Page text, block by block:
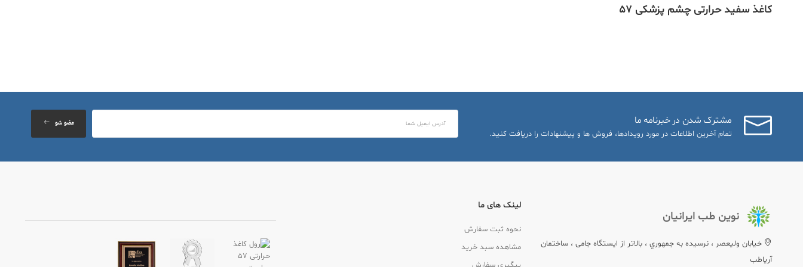
کاغذ سفید حرارتی چشم پزشکی 57
مشترک شدن در خبرنامه ما
تمام آخرین اطلاعات در مورد رویدادها، فروش ها و پیشنهادات را دریافت کنید.
عضو شو
نوین طب ایرانیان
خيابان وليعصر ، نرسيده به جمهوري ، بالاتر از ایستگاه جامی ، ساختمان
آریاطب
لینک های ما
نحوه ثبت سفارش
مشاهده سبد خرید